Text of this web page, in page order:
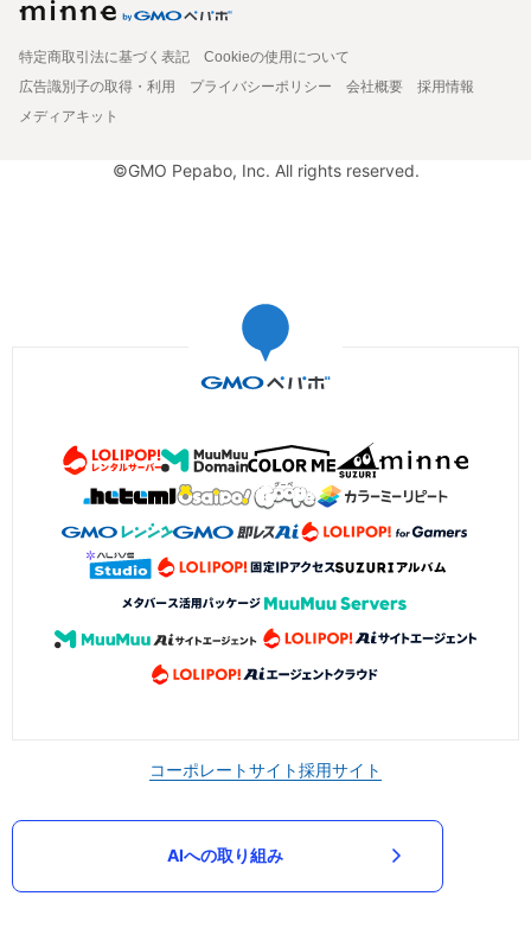
特定商取引法に基づく表記
Cookieの使用について
広告識別子の取得・利用
プライバシーポリシー 会社概要
採用情報
メディアキット
©GMO Pepabo, Inc. All rights reserved.
コーポレートサイト採用サイト
AIへの取り組み